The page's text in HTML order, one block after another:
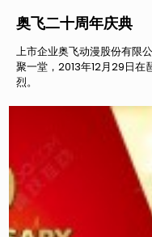
奥飞二十周年庆典
上市企业奥飞动漫股份有限
聚一堂，2013年12月29日在
烈。